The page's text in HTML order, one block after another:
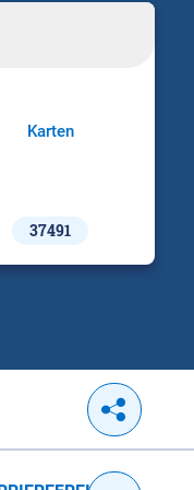
Karten
37491